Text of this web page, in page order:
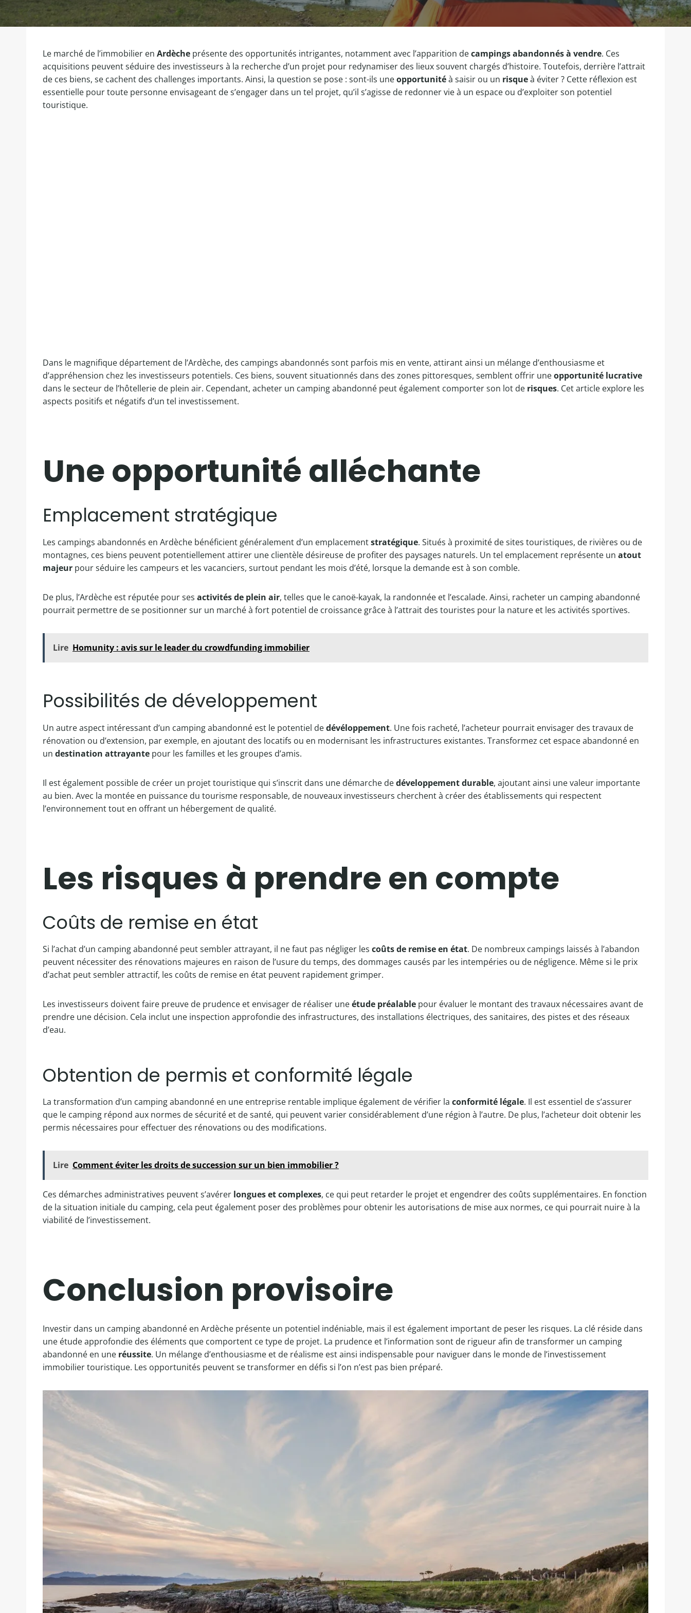
Le marché de l’immobilier en Ardèche présente des opportunités intrigantes, notamment avec l’apparition decampings abandonnés à vendre. Ces
acquisitions peuvent séduire des investisseurs à la recherche d’un projet pour redynamiser des lieux souvent chargés d’histoire. Toutefois, derrière l’attrait
de ces biens, se cachent des challenges importants. Ainsi, la question se pose : sont-ils uneopportunitéà saisir ou un risqueà éviter ? Cette réflexion est
essentielle pour toute personne envisageant de s’engager dans un tel projet, qu’il s’agisse de redonner vie à un espace ou d’exploiter son potentiel
touristique.
Dans le magnifique département de l’Ardèche, des campings abandonnés sont parfois mis en vente, attirant ainsi un mélange d’enthousiasme et
d’appréhension chez les investisseurs potentiels. Ces biens, souvent situationnés dans des zones pittoresques, semblent offrir uneopportunité lucrative
dans le secteur de l’hôtellerie de plein air. Cependant, acheter un camping abandonné peut également comporter son lot de risques. Cet article explore les
aspects positifs et négatifs d’un tel investissement.
Une opportunité alléchante
Emplacement stratégique
Les campings abandonnés en Ardèche bénéficient généralement d’un emplacementstratégique. Situés à proximité de sites touristiques, de rivières ou de
montagnes, ces biens peuvent potentiellement attirer une clientèle désireuse de profiter des paysages naturels. Un tel emplacement représente un atout
majeur pour séduire les campeurs et les vacanciers, surtout pendant les mois d’été, lorsque la demande est à son comble.
De plus, l’Ardèche est réputée pour ses activités de plein air, telles que le canoë-kayak, la randonnée et l’escalade. Ainsi, racheter un camping abandonné
pourrait permettre de se positionner sur un marché à fort potentiel de croissance grâce à l’attrait des touristes pour la nature et les activités sportives.
Lire Homunity : avis sur le leader du crowdfunding immobilier
Possibilités de développement
Un autre aspect intéressant d’un camping abandonné est le potentiel dedévéloppement. Une fois racheté, l’acheteur pourrait envisager des travaux de
rénovation ou d’extension, par exemple, en ajoutant des locatifs ou en modernisant les infrastructures existantes. Transformez cet espace abandonné en
un destination attrayante pour les familles et les groupes d’amis.
Il est également possible de créer un projet touristique qui s’inscrit dans une démarche dedéveloppement durable, ajoutant ainsi une valeur importante
au bien. Avec la montée en puissance du tourisme responsable, de nouveaux investisseurs cherchent à créer des établissements qui respectent
l’environnement tout en offrant un hébergement de qualité.
Les risques à prendre en compte
Coûts de remise en état
Si l’achat d’un camping abandonné peut sembler attrayant, il ne faut pas négliger les coûts de remise en état. De nombreux campings laissés à l’abandon
peuvent nécessiter des rénovations majeures en raison de l’usure du temps, des dommages causés par les intempéries ou de négligence. Même si le prix
d’achat peut sembler attractif, les coûts de remise en état peuvent rapidement grimper.
Les investisseurs doivent faire preuve de prudence et envisager de réaliser uneétude préalable pour évaluer le montant des travaux nécessaires avant de
prendre une décision. Cela inclut une inspection approfondie des infrastructures, des installations électriques, des sanitaires, des pistes et des réseaux
d’eau.
Obtention de permis et conformité légale
La transformation d’un camping abandonné en une entreprise rentable implique également de vérifier la conformité légale. Il est essentiel de s’assurer
que le camping répond aux normes de sécurité et de santé, qui peuvent varier considérablement d’une région à l’autre. De plus, l’acheteur doit obtenir les
permis nécessaires pour effectuer des rénovations ou des modifications.
Lire Comment éviter les droits de succession sur un bien immobilier ?
Ces démarches administratives peuvent s’avérer longues et complexes, ce qui peut retarder le projet et engendrer des coûts supplémentaires. En fonction
de la situation initiale du camping, cela peut également poser des problèmes pour obtenir les autorisations de mise aux normes, ce qui pourrait nuire à la
viabilité de l’investissement.
Conclusion provisoire
Investir dans un camping abandonné en Ardèche présente un potentiel indéniable, mais il est également important de peser les risques. La clé réside dans
une étude approfondie des éléments que comportent ce type de projet. La prudence et l’information sont de rigueur afin de transformer un camping
abandonné en une réussite. Un mélange d’enthousiasme et de réalisme est ainsi indispensable pour naviguer dans le monde de l’investissement
immobilier touristique. Les opportunités peuvent se transformer en défis si l’on n’est pas bien préparé.